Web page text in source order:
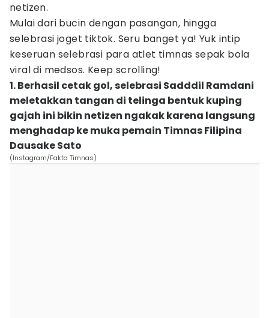
netizen.
Mulai dari bucin dengan pasangan, hingga
selebrasi joget tiktok. Seru banget ya! Yuk intip
keseruan selebrasi para atlet timnas sepak bola
viral di medsos. Keep scrolling!
1. Berhasil cetak gol, selebrasi Sadddil Ramdani
meletakkan tangan di telinga bentuk kuping
gajah ini bikin netizen ngakak karena langsung
menghadap ke muka pemain Timnas Filipina
Dausake Sato
(Instagram/Fakta Timnas)